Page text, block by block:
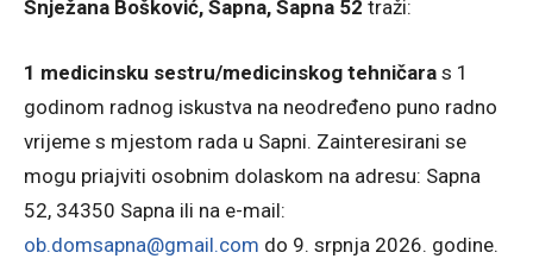
Snježana Bošković, Sapna, Sapna 52 traži:
1 medicinsku sestru/medicinskog tehničara s 1
godinom radnog iskustva na neodređeno puno radno
vrijeme s mjestom rada u Sapni. Zainteresirani se
mogu priajviti osobnim dolaskom na adresu: Sapna
52, 34350 Sapna ili na e-mail:
ob.domsapna@gmail.com do 9. srpnja 2026. godine.